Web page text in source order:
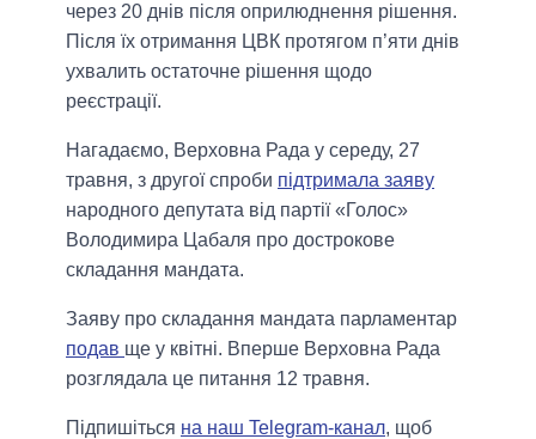
через 20 днів після оприлюднення рішення.
Після їх отримання ЦВК протягом п’яти днів
ухвалить остаточне рішення щодо
реєстрації.
Нагадаємо, Верховна Рада у середу, 27
травня, з другої спроби підтримала заяву
народного депутата від партії «Голос»
Володимира Цабаля про дострокове
складання мандата.
Заяву про складання мандата парламентар
подав ще у квітні. Вперше Верховна Рада
розглядала це питання 12 травня.
Підпишіться на наш Telegram-канал, щоб